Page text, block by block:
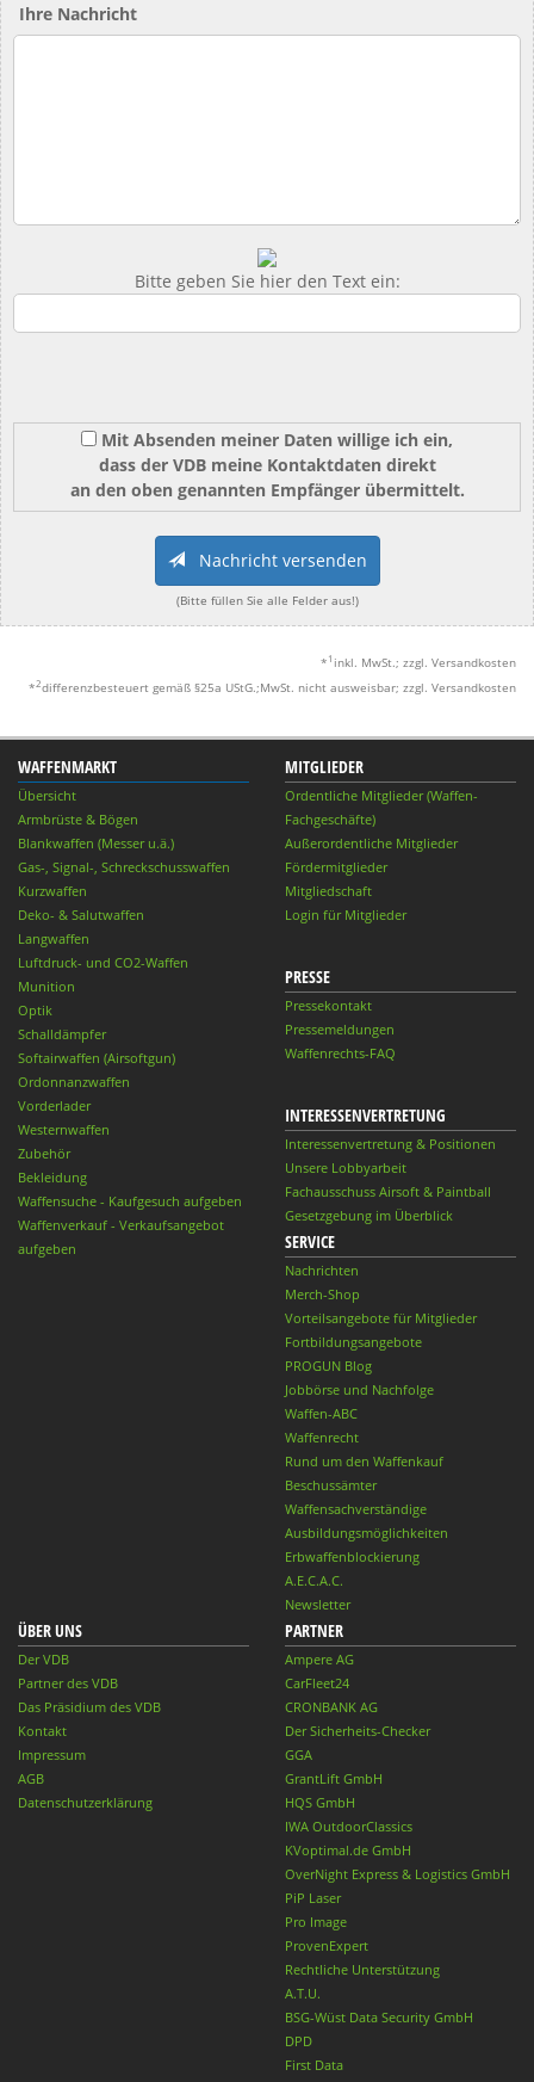
Ihre Nachricht
Bitte geben Sie hier den Text ein:
Mit Absenden meiner Daten willige ich ein,
dass der VDB meine Kontaktdaten direkt
an den oben genannten Empfänger übermittelt.
Nachricht versenden
(Bitte füllen Sie alle Felder aus!)
* 1 inkl. MwSt.; zzgl. Versandkosten
*2differenzbesteuert gemäß §25a UStG.;MwSt. nicht ausweisbar; zzgl. Versandkosten
WAFFENMARKT
Übersicht
Armbrüste & Bögen
Blankwaffen (Messer u.ä.)
Gas-, Signal-, Schreckschusswaffen
Kurzwaffen
Deko- & Salutwaffen
Langwaffen
Luftdruck- und CO2-Waffen
Munition
Optik
Schalldämpfer
Softairwaffen (Airsoftgun)
Ordonnanzwaffen
Vorderlader
Westernwaffen
Zubehör
Bekleidung
Waffensuche - Kaufgesuch aufgeben
Waffenverkauf - Verkaufsangebot
aufgeben
MITGLIEDER
Ordentliche Mitglieder (Waffen-
Fachgeschäfte)
Außerordentliche Mitglieder
Fördermitglieder
Mitgliedschaft
Login für Mitglieder
PRESSE
Pressekontakt
Pressemeldungen
Waffenrechts-FAQ
INTERESSENVERTRETUNG
Interessenvertretung & Positionen
Unsere Lobbyarbeit
Fachausschuss Airsoft & Paintball
Gesetzgebung im Überblick
SERVICE
Nachrichten
Merch-Shop
Vorteilsangebote für Mitglieder
Fortbildungsangebote
PROGUN Blog
Jobbörse und Nachfolge
Waffen-ABC
Waffenrecht
Rund um den Waffenkauf
Beschussämter
Waffensachverständige
Ausbildungsmöglichkeiten
Erbwaffenblockierung
A.E.C.A.C.
Newsletter
ÜBER UNS
Der VDB
Partner des VDB
Das Präsidium des VDB
Kontakt
Impressum
AGB
Datenschutzerklärung
PARTNER
Ampere AG
CarFleet24
CRONBANK AG
Der Sicherheits-Checker
GGA
GrantLift GmbH
HQS GmbH
IWA OutdoorClassics
KVoptimal.de GmbH
OverNight Express & Logistics GmbH
PiP Laser
Pro Image
ProvenExpert
Rechtliche Unterstützung
A.T.U.
BSG-Wüst Data Security GmbH
DPD
First Data